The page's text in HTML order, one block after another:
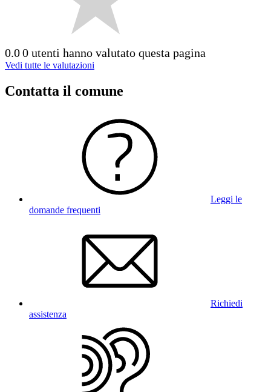
0.00 utenti hanno valutato questa pagina
Vedi tutte le valutazioni
Contatta il comune
Leggi le
domande frequenti
Richiedi
assistenza